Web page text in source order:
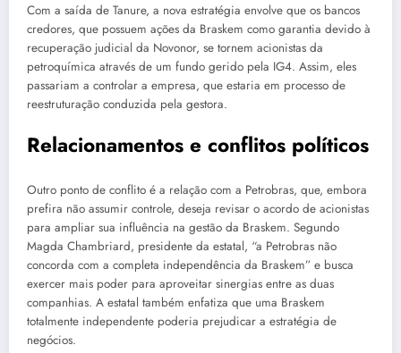
Com a saída de Tanure, a nova estratégia envolve que os bancos
credores, que possuem ações da Braskem como garantia devido à
recuperação judicial da Novonor, se tornem acionistas da
petroquímica através de um fundo gerido pela IG4. Assim, eles
passariam a controlar a empresa, que estaria em processo de
reestruturação conduzida pela gestora.
Relacionamentos e conflitos políticos
Outro ponto de conflito é a relação com a Petrobras, que, embora
prefira não assumir controle, deseja revisar o acordo de acionistas
para ampliar sua influência na gestão da Braskem. Segundo
Magda Chambriard, presidente da estatal, “a Petrobras não
concorda com a completa independência da Braskem” e busca
exercer mais poder para aproveitar sinergias entre as duas
companhias. A estatal também enfatiza que uma Braskem
totalmente independente poderia prejudicar a estratégia de
negócios.